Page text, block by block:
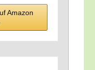
Ama­zon